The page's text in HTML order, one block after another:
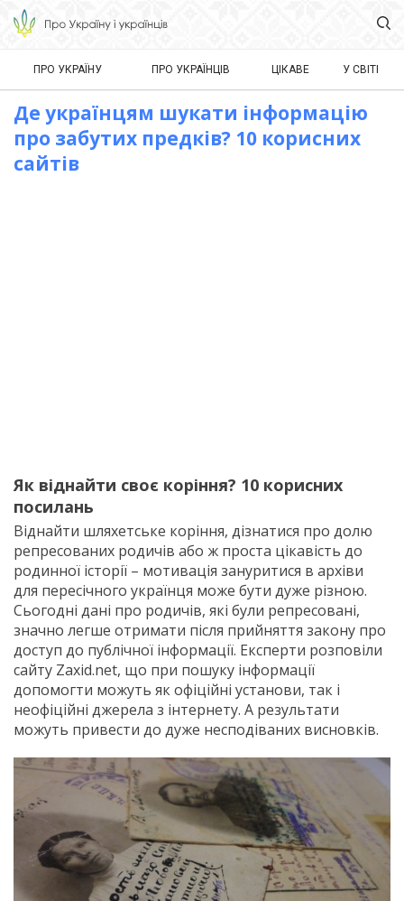
ПРО УКРАЇНУ ПРО УКРАЇНЦІВ ЦІКАВЕ У СВІТІ
Де українцям шукати інформацію
про забутих предків? 10 корисних
сайтів
Як віднайти своє коріння? 10 корисних
посилань
Віднайти шляхетське коріння, дізнатися про долю
репресованих родичів або ж проста цікавість до
родинної історії – мотивація зануритися в архіви
для пересічного українця може бути дуже різною.
Сьогодні дані про родичів, які були репресовані,
значно легше отримати після прийняття закону про
доступ до публічної інформації. Експерти розповіли
сайту Zaxid.net, що при пошуку інформації
допомогти можуть як офіційні установи, так і
неофіційні джерела з інтернету. А результати
можуть привести до дуже несподіваних висновків.